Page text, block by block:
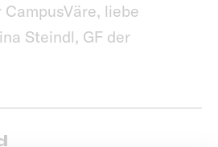
liebe
Steindl, GF der